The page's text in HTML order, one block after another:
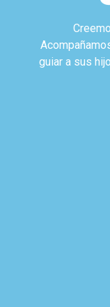
guiar a sus